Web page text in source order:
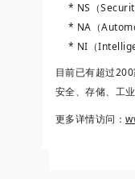
* NS（
* NA（
* NI（
目前已有超过
安全、存储、工
更多详情访问：